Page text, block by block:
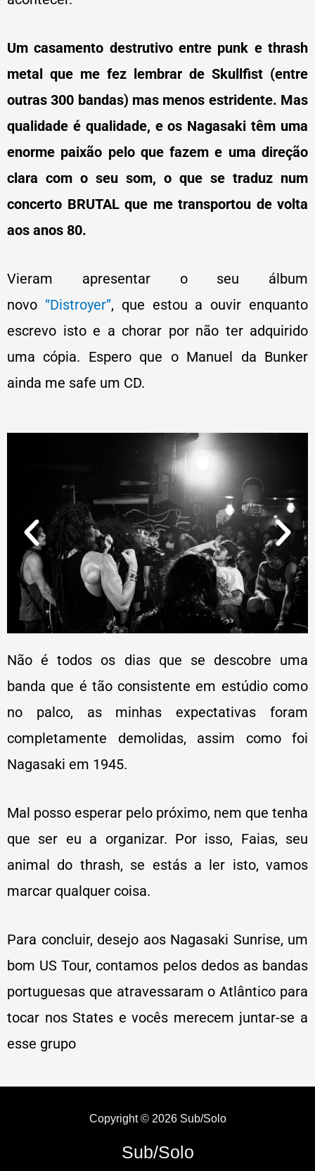
Um casamento destrutivo entre punk e thrash
metal que me fez lembrar de Skullfist (entre
outras 300 bandas) mas menos estridente. Mas
qualidade é qualidade, e os Nagasaki têm uma
enorme paixão pelo que fazem e uma direção
clara com o seu som, o que se traduz num
concerto BRUTAL que me transportou de volta
aos anos 80.
Vieram apresentar o seu álbum
novo “Distroyer”, que estou a ouvir enquanto
escrevo isto e a chorar por não ter adquirido
uma cópia. Espero que o Manuel da Bunker
ainda me safe um CD.
Não é todos os dias que se descobre uma
banda que é tão consistente em estúdio como
no palco, as minhas expectativas foram
completamente demolidas, assim como foi
Nagasaki em 1945.
Mal posso esperar pelo próximo, nem que tenha
que ser eu a organizar. Por isso, Faias, seu
animal do thrash, se estás a ler isto, vamos
marcar qualquer coisa.
Para concluir, desejo aos Nagasaki Sunrise, um
bom US Tour, contamos pelos dedos as bandas
portuguesas que atravessaram o Atlântico para
tocar nos States e vocês merecem juntar-se a
esse grupo
Copyright © 2026 Sub/Solo
Sub/Solo